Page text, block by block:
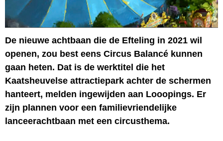
De nieuwe achtbaan die de Efteling in 2021 wil
openen, zou best eens Circus Balancé kunnen
gaan heten. Dat is de werktitel die het
Kaatsheuvelse attractiepark achter de schermen
hanteert, melden ingewijden aan Looopings. Er
zijn plannen voor een familievriendelijke
lanceerachtbaan met een circusthema.